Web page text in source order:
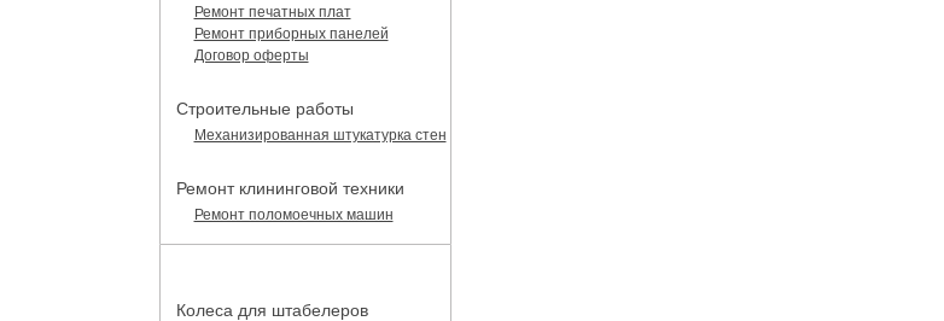
Ремонт печатных плат
Ремонт приборных панелей
Договор оферты
Строительные работы
Механизированная штукатурка стен
Ремонт клининговой техники
Ремонт поломоечных машин
Колеса для штабелеров